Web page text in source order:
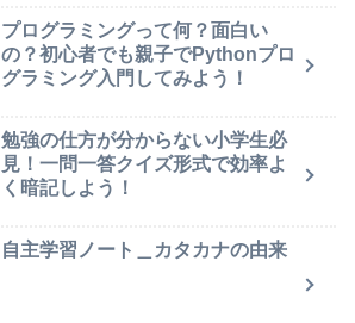
プログラミングって何？面白い
の？初心者でも親子でPythonプロ
グラミング入門してみよう！
勉強の仕方が分からない小学生必
見！一問一答クイズ形式で効率よ
く暗記しよう！
自主学習ノート＿カタカナの由来